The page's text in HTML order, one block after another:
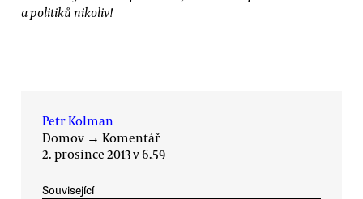
a politiků nikoliv!
Petr Kolman
Domov → Komentář
2. prosince 2013 v 6.59
Související